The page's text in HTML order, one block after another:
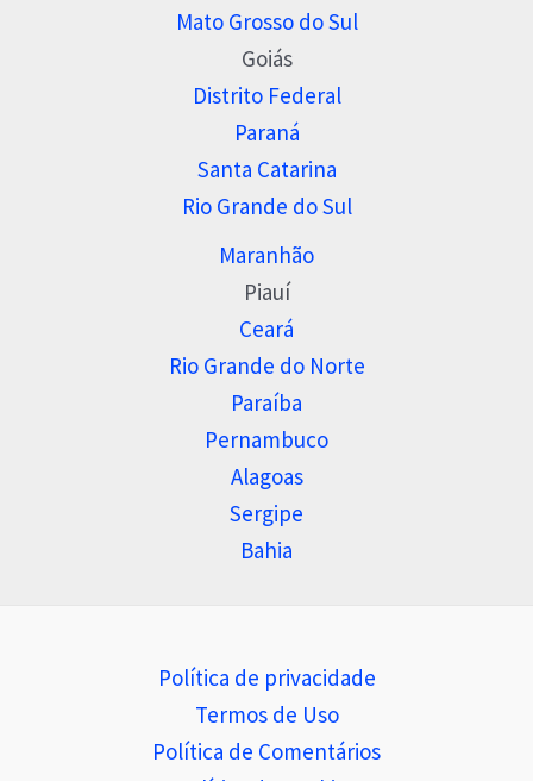
Mato Grosso do Sul
Goiás
Distrito Federal
Paraná
Santa Catarina
Rio Grande do Sul
Maranhão
Piauí
Ceará
Rio Grande do Norte
Paraíba
Pernambuco
Alagoas
Sergipe
Bahia
Política de privacidade
Termos de Uso
Política de Comentários